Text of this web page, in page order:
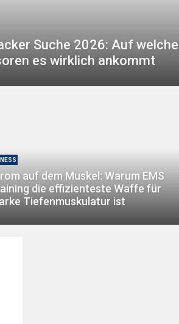
Suche 2026: Auf welche
es wirklich ankommt
auf dem Muskel: Warum EMS
die effizienteste Waffe für
Tiefenmuskulatur ist